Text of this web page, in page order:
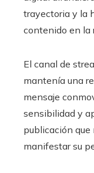
trayectoria y la
contenido en la
El canal de
mantenía una
mensaje
sensibilidad y
publicación que
manifestar su